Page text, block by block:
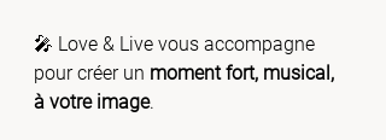
🎤 Love & Live vous accompagne
pour créer un moment fort, musical,
à votre image.